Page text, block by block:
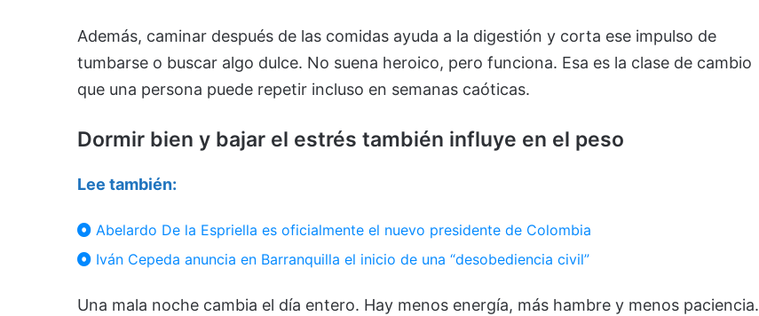
Además, caminar después de las comidas ayuda a la digestión y corta ese impulso de
tumbarse o buscar algo dulce. No suena heroico, pero funciona. Esa es la clase de cambio
que una persona puede repetir incluso en semanas caóticas.
Dormir bien y bajar el estrés también influye en el peso
Lee también:
Abelardo De la Espriella es oficialmente el nuevo presidente de Colombia
Iván Cepeda anuncia en Barranquilla el inicio de una “desobediencia civil”
Una mala noche cambia el día entero. Hay menos energía, más hambre y menos paciencia.